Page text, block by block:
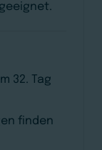
32. Tag
finden